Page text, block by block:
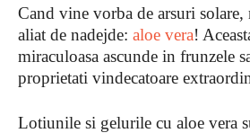
Cand vine vorba de arsuri solare,
aliat de nadejde: aloe vera!
miraculoasa ascunde in frunzele
proprietati vindecatoare
Lotiunile si gelurile cu aloe vera